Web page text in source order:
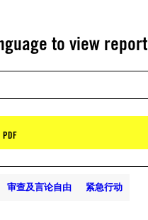
to view report
PDF
审查及言论自由 紧急行动